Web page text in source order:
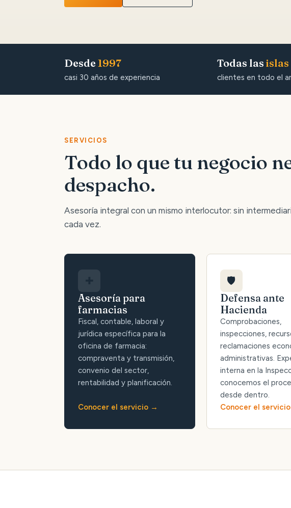
Desde 1997
casi 30 años de experiencia
Todas las islas
clientes en todo el
SERVICIOS
Todo lo que tu negocio
despacho.
Asesoría integral con un mismo interlocutor: sin
cada vez.
Asesoría para
farmacias
Fiscal, contable, laboral y
jurídica específica para la
oficina de farmacia:
compraventa y transmisión,
convenio del sector,
rentabilidad y planificación.
Conocer el servicio
🛡️
Defensa ante
Hacienda
Comprobaciones,
inspecciones,
reclamaciones
administrativas.
interna en la
conocemos el
desde dentro.
Conocer el servicio